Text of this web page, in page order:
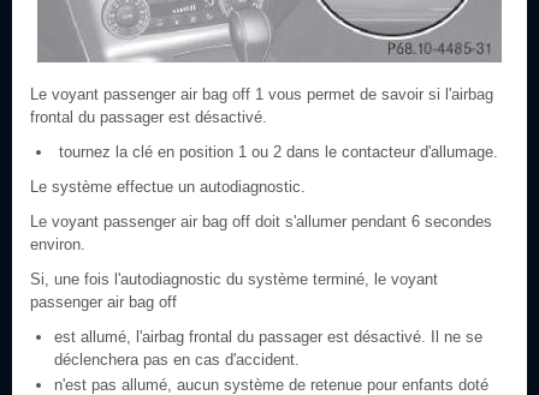
Le voyant passenger air bag off 1 vous permet de savoir si l'airbag
frontal du passager est désactivé.
tournez la clé en position 1 ou 2 dans le contacteur d'allumage.
Le système effectue un autodiagnostic.
Le voyant passenger air bag off doit s'allumer pendant 6 secondes
environ.
Si, une fois l'autodiagnostic du système terminé, le voyant
passenger air bag off
est allumé, l'airbag frontal du passager est désactivé. Il ne se
déclenchera pas en cas d'accident.
n'est pas allumé, aucun système de retenue pour enfants doté